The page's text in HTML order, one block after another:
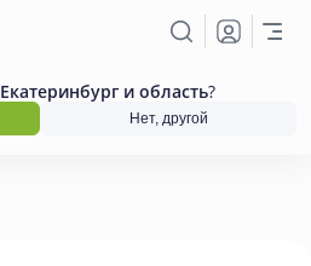
Екатеринбург и область?
Нет, другой